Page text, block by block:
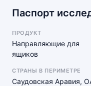
Паспорт
ПРОДУКТ
Направляющие для
ящиков
СТРАНЫ В ПЕРИМЕТРЕ
Саудовская Аравия,